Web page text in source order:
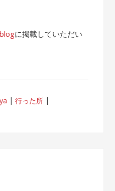
に掲載していただい
行った所